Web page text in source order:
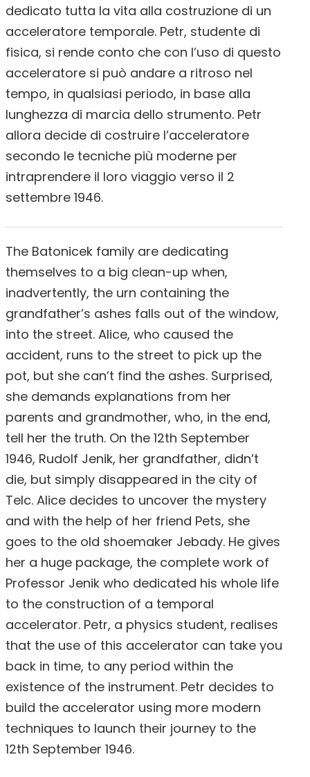
dedicato tutta la vita alla costruzione di un
acceleratore temporale. Petr, studente di
fisica, si rende conto che con l’uso di questo
acceleratore si può andare a ritroso nel
tempo, in qualsiasi periodo, in base alla
lunghezza di marcia dello strumento. Petr
allora decide di costruire l’acceleratore
secondo le tecniche più moderne per
intraprendere il loro viaggio verso il 2
settembre 1946.
The Batonicek family are dedicating
themselves to a big clean-up when,
inadvertently, the urn containing the
grandfather’s ashes falls out of the window,
into the street. Alice, who caused the
accident, runs to the street to pick up the
pot, but she can’t find the ashes. Surprised,
she demands explanations from her
parents and grandmother, who, in the end,
tell her the truth. On the 12th September
1946, Rudolf Jenik, her grandfather, didn’t
die, but simply disappeared in the city of
Telc. Alice decides to uncover the mystery
and with the help of her friend Pets, she
goes to the old shoemaker Jebady. He gives
her a huge package, the complete work of
Professor Jenik who dedicated his whole life
to the construction of a temporal
accelerator. Petr, a physics student, realises
that the use of this accelerator can take you
back in time, to any period within the
existence of the instrument. Petr decides to
build the accelerator using more modern
techniques to launch their journey to the
12th September 1946.